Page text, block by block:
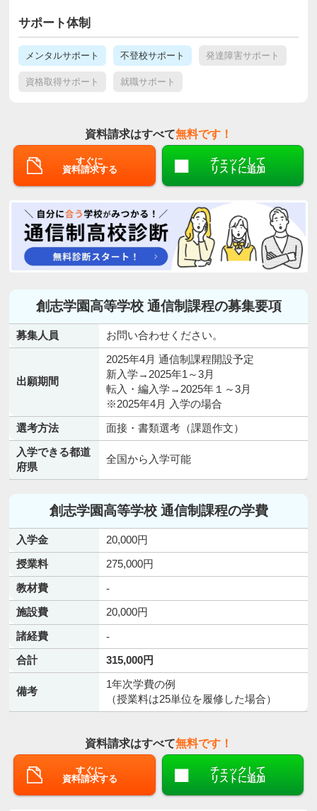
サポート体制
メンタルサポート 不登校サポート 発達障害サポート
資格取得サポート 就職サポート
資料請求はすべて無料です！
すぐに
資料請求する
チェックして
リストに追加
創志学園高等学校 通信制課程の募集要項
募集人員 お問い合わせください。
出願期間
2025年4月 通信制課程開設予定
新入学→2025年1～3月
転入・編入学→2025年１～3月
※2025年4月 入学の場合
選考方法
面接・書類選考（課題作文）
入学できる都道
府県
全国から入学可能
創志学園高等学校 通信制課程の学費
入学金
20,000円
授業料
275,000円
教材費
-
施設費
20,000円
諸経費
-
合計
315,000円
備考
1年次学費の例
（授業料は25単位を履修した場合）
資料請求はすべて無料です！
すぐに
資料請求する
チェックして
リストに追加